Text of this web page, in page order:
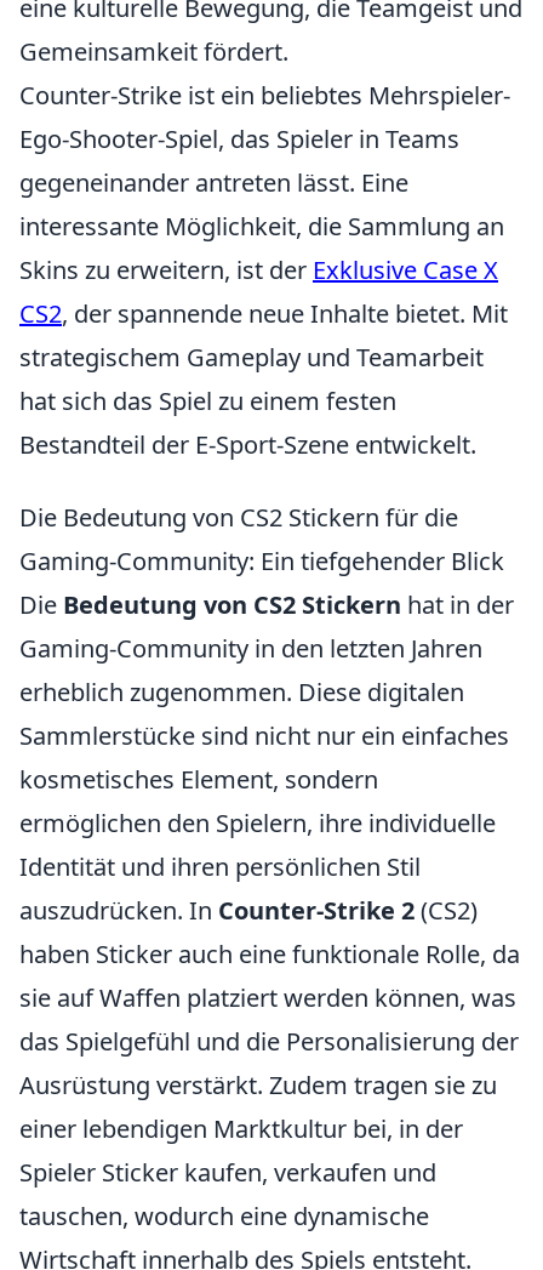
eine kulturelle Bewegung, die Teamgeist und
Gemeinsamkeit fördert.
Counter-Strike ist ein beliebtes Mehrspieler-
Ego-Shooter-Spiel, das Spieler in Teams
gegeneinander antreten lässt. Eine
interessante Möglichkeit, die Sammlung an
Skins zu erweitern, ist der Exklusive Case X
CS2, der spannende neue Inhalte bietet. Mit
strategischem Gameplay und Teamarbeit
hat sich das Spiel zu einem festen
Bestandteil der E-Sport-Szene entwickelt.
Die Bedeutung von CS2 Stickern für die
Gaming-Community: Ein tiefgehender Blick
Die Bedeutung von CS2 Stickern hat in der
Gaming-Community in den letzten Jahren
erheblich zugenommen. Diese digitalen
Sammlerstücke sind nicht nur ein einfaches
kosmetisches Element, sondern
ermöglichen den Spielern, ihre individuelle
Identität und ihren persönlichen Stil
auszudrücken. In Counter-Strike 2(CS2)
haben Sticker auch eine funktionale Rolle, da
sie auf Waffen platziert werden können, was
das Spielgefühl und die Personalisierung der
Ausrüstung verstärkt. Zudem tragen sie zu
einer lebendigen Marktkultur bei, in der
Spieler Sticker kaufen, verkaufen und
tauschen, wodurch eine dynamische
Wirtschaft innerhalb des Spiels entsteht.